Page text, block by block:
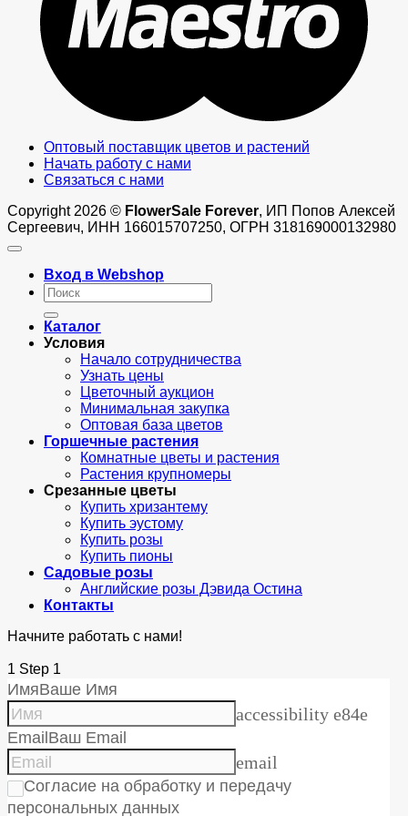
Оптовый поставщик цветов и растений
Начать работу с нами
Связаться с нами
Copyright 2026 © FlowerSale Forever, ИП Попов Алексей
Сергеевич, ИНН 166015707250, ОГРН 318169000132980
Вход в Webshop
Искать:
Каталог
Условия
Начало сотрудничества
Узнать цены
Цветочный аукцион
Минимальная закупка
Оптовая база цветов
Горшечные растения
Комнатные цветы и растения
Растения крупномеры
Срезанные цветы
Купить хризантему
Купить эустому
Купить розы
Купить пионы
Садовые розы
Английские розы Дэвида Остина
Контакты
Начните работать с нами!
1 Step 1
ИмяВаше Имя
accessibility e84e
EmailВаш Email
email
Согласие на обработку и передачу
персональных данных